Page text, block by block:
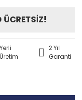
Yerli
Üretim
2 Yıl
Garanti